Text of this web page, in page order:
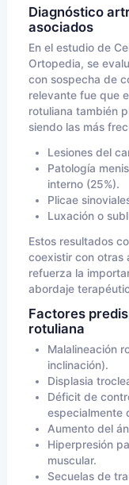
Diagnóstico
asociados
En el estudio de
Ortopedia, se
con sospecha de
relevante fue que
rotuliana también
siendo las más
Lesiones del
Patología
interno (25%).
Plicae
Luxación o
Estos resultados
coexistir con otras
refuerza la
abordaje
Factores
rotuliana
Malalineación
inclinación).
Displasia
Déficit de
especialmente
Aumento del
Hiperpresión
muscular.
Secuelas de